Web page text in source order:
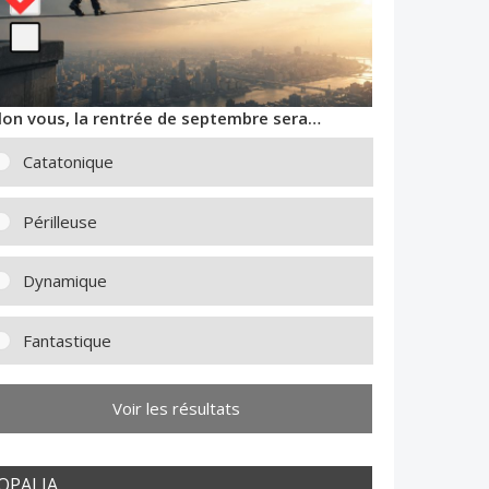
vous, la rentrée de septembre sera…
Catatonique
Périlleuse
Dynamique
Fantastique
Voir les résultats